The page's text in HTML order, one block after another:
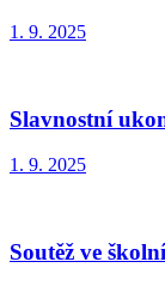
1. 9. 2025
Slavnostní
1. 9. 2025
Soutěž ve